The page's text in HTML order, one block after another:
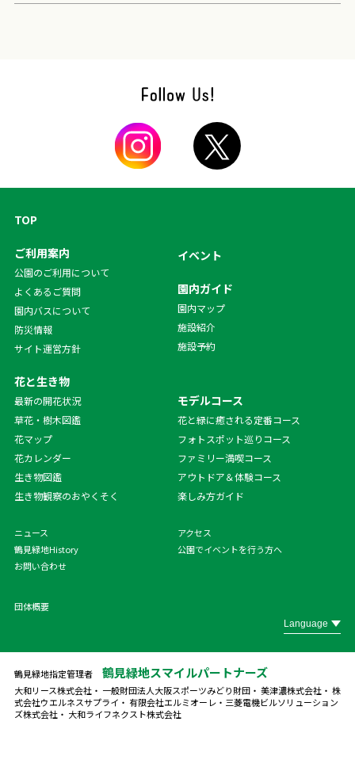
TOP
ご利用案内
公園のご利用について
よくあるご質問
園内バスについて
防災情報
サイト運営方針
花と生き物
最新の開花状況
草花・樹木図鑑
花マップ
花カレンダー
生き物図鑑
生き物観察のおやくそく
イベント
園内ガイド
園内マップ
施設紹介
施設予約
モデルコース
花と緑に癒される定番コース
フォトスポット巡りコース
ファミリー満喫コース
アウトドア＆体験コース
楽しみ方ガイド
ニュース
アクセス
鶴見緑地History
公園でイベントを行う方へ
お問い合わせ
団体概要
鶴見緑地指定管理者 鶴見緑地スマイルパートナーズ
大和リース株式会社・ 一般財団法人大阪スポーツみどり財団・ 美津濃株式会社・ 株
式会社ウエルネスサプライ・ 有限会社エルミオーレ・ 三菱電機ビルソリューション
ズ株式会社・ 大和ライフネクスト株式会社